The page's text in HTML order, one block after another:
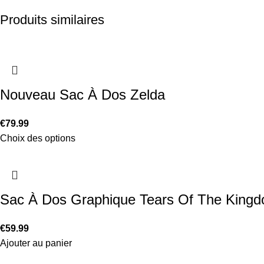
Produits similaires
Nouveau Sac À Dos Zelda
€79.99
Choix des options
Sac À Dos Graphique Tears Of The
€59.99
Ajouter au panier